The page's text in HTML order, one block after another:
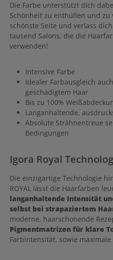
Die Farbe unterstützt dich
Schönheit zu enthüllen und zu
schönste Seite und verlass
tausend Salons, die die
verwenden!
Intensive Farbe
Idealer Farbausgleich
geschädigtem Haar
Bis zu 100%
Langanhaltende,
Absolute Strähnentreue
Bedingungen
Igora Royal
Die einzigartige Technologie
ROYAL lässt die Haarfarben
langanhaltende Intensität
selbst bei strapaziertem
moderne, haarschonende
Pigmentmatrizen für klare
Farbintensität, sowie